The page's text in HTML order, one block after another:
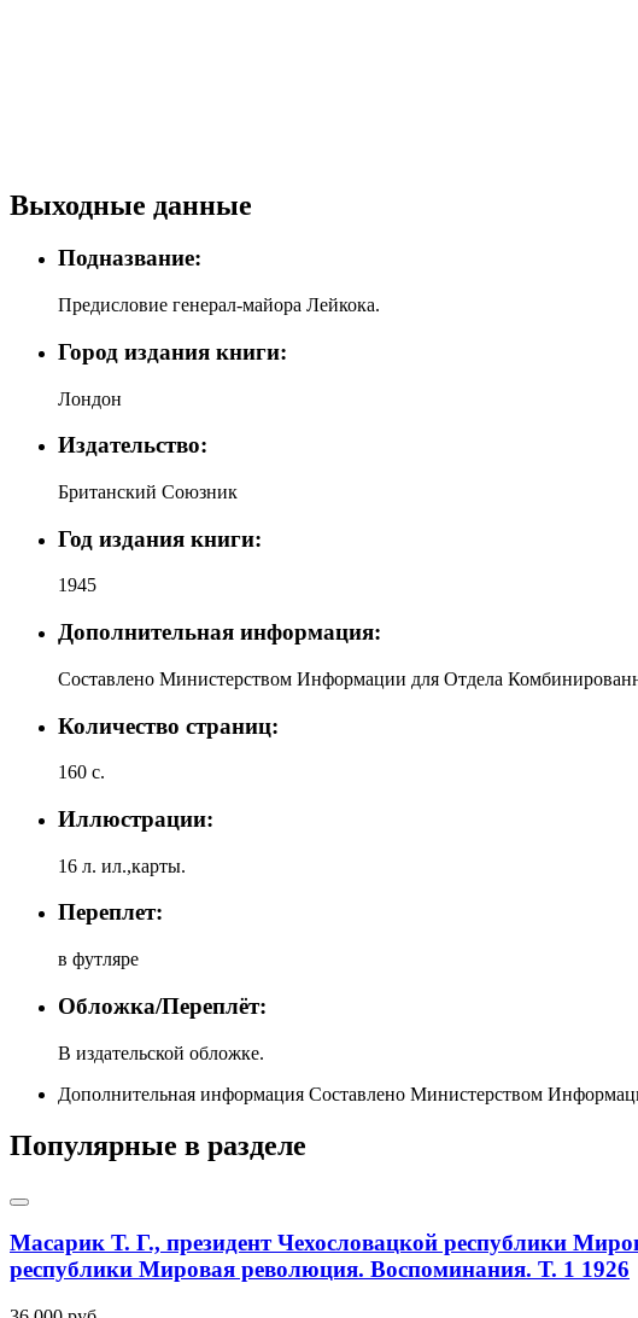
Выходные данные
Подназвание:
Предисловие генерал-майора Лейкока.
Город издания книги:
Лондон
Издательство:
Британский Союзник
Год издания книги:
1945
Дополнительная информация:
Составлено Министерством Информации для Отдела
Количество страниц:
160 с.
Иллюстрации:
16 л. ил.,карты.
Переплет:
в футляре
Обложка/Переплёт:
В издательской обложке.
Дополнительная информация Составлено Министерством
Популярные в разделе
Масарик Т. Г., президент Чехословацкой республики
республики Мировая революция. Воспоминания. Т. 1 1926